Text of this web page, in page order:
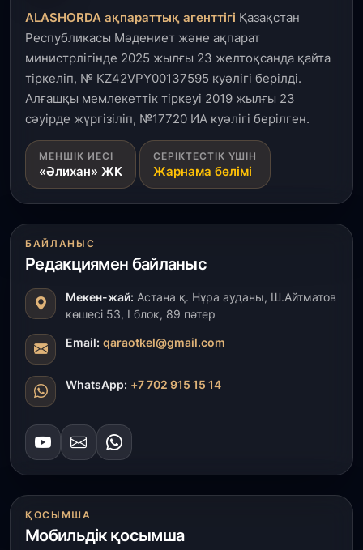
салынып жатыр
1 тамыз, 2026
Кинопоиск Қазақстан азаматтарының ең
танымал онлайн-кинотеатрына айналды
31 шілде, 2026
Ақмола облысындағы кездесуде кәсіпкерлер мен
ұстаздар «Әділет» партиясына өз ұсыныстарын
айтты
ҚР Президенті Орталық Азия елдеріне
ұзақмерзімді ынтымақтастық жоспарын әзірлеуді
ұсынды
31 шілде, 2026
«Ауыл аманаты»: Түркістанда 30,2 млрд теңгеге
4 223 жоба қаржыландырылды
31 шілде, 2026
толық ауыз сумен қамтылды
30 шілде, 2026
Түркістанда «Арыс-2» және Темір ауылының
ALASHORDA ақпараттық агенттігі Қазақстан
Республикасы Мәдениет және ақпарат
министрлігінде 2025 жылғы 23 желтоқсанда қайта
тіркеліп, № KZ42VPY00137595 куәлігі берілді.
Алғашқы мемлекеттік тіркеуі 2019 жылғы 23
сәуірде жүргізіліп, №17720 ИА куәлігі берілген.
МЕНШІК ИЕСІ
«Әлихан» ЖК
СЕРІКТЕСТІК ҮШІН
Жарнама бөлімі
БАЙЛАНЫС
Редакциямен байланыс
Мекен-жай: Астана қ. Нұра ауданы, Ш.Айтматов
көшесі 53, І блок, 89 пәтер
Email: qaraotkel@gmail.com
WhatsApp: +7 702 915 15 14
ҚОСЫМША
Мобильдік қосымша